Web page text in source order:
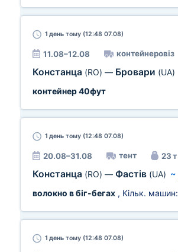
1 день тому (12:48 07.08)
11.08–12.08 контейнеровіз
Констанца (RO) — Бровари (UA)
контейнер 40фут
1 день тому (12:48 07.08)
20.08–31.08 тент 23 т
Констанца (RO) — Фастів (UA) ~
волокно в біг-бегах , Кільк. машин:
1 день тому (12:48 07.08)